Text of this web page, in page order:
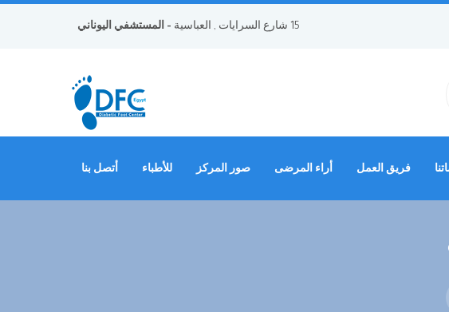
15 شارع السرايات , العباسية - المستشفي اليوناني
فريق العمل أراء المرضى صور المركز للأطباء أتصل بنا